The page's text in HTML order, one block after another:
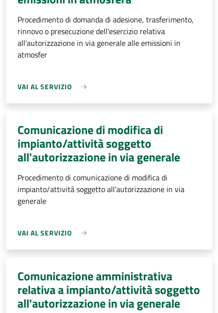
Procedimento di domanda di adesione, trasferimento,
rinnovo o presecuzione dell'esercizio relativa
all'autorizzazione in via generale alle emissioni in
atmosfer
VAI AL SERVIZIO
Comunicazione di modifica di
impianto/attività soggetto
all'autorizzazione in via generale
Procedimento di comunicazione di modifica di
impianto/attività soggetto all'autorizzazione in via
generale
VAI AL SERVIZIO
Comunicazione amministrativa
relativa a impianto/attività soggetto
all'autorizzazione in via generale